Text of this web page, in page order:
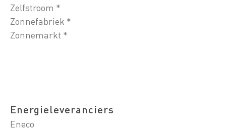
Zelfstroom *
Zonnefabriek *
Zonnemarkt *
Energieleveranciers
Eneco